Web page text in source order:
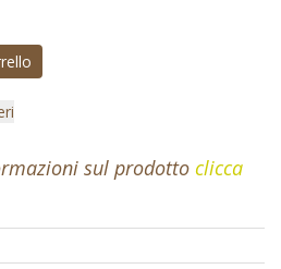
sul prodotto clicca